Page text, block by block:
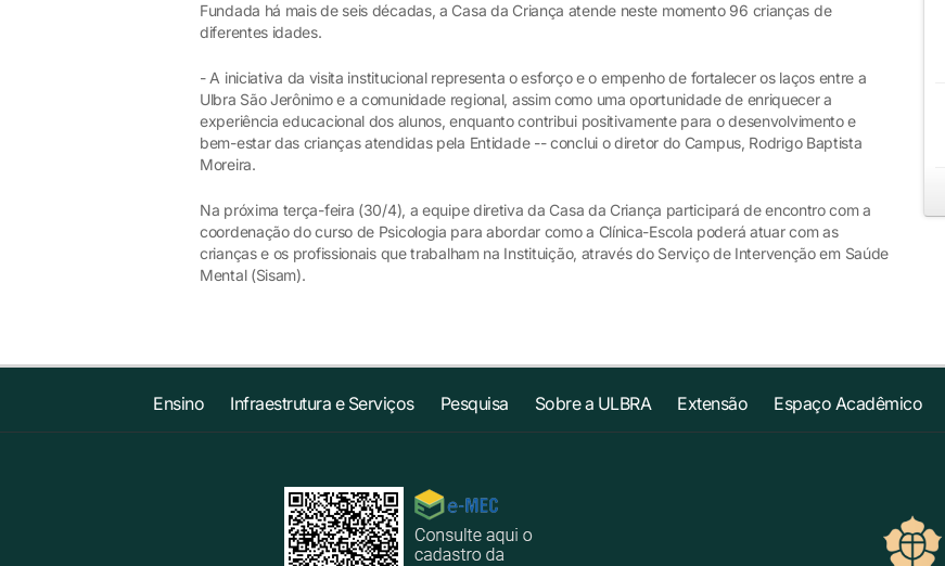
Fundada há mais de seis décadas, a Casa da Criança atende neste momento 96 crianças de
diferentes idades.
- A iniciativa da visita institucional representa o esforço e o empenho de fortalecer os laços entre a
Ulbra São Jerônimo e a comunidade regional, assim como uma oportunidade de enriquecer a
experiência educacional dos alunos, enquanto contribui positivamente para o desenvolvimento e
bem-estar das crianças atendidas pela Entidade -- conclui o diretor do Campus, Rodrigo Baptista
Moreira.
Na próxima terça-feira (30/4), a equipe diretiva da Casa da Criança participará de encontro com a
coordenação do curso de Psicologia para abordar como a Clínica-Escola poderá atuar com as
crianças e os profissionais que trabalham na Instituição, através do Serviço de Intervenção em Saúde
Mental (Sisam).
Ensino Infraestrutura e Serviços Pesquisa Sobre a ULBRA Extensão Espaço Acadêmico